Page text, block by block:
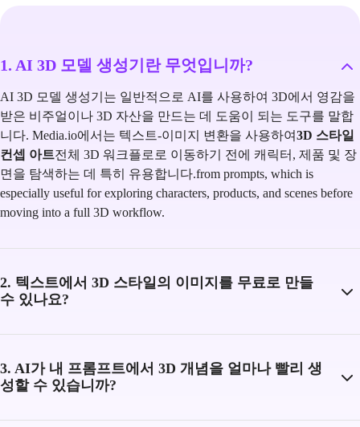
1. AI 3D 모델 생성기란 무엇입니까?
AI 3D 모델 생성기는 일반적으로 AI를 사용하여 3D에서 영감을
받은 비주얼이나 3D 자산을 만드는 데 도움이 되는 도구를 말합
니다. Media.io에서는 텍스트-이미지 변환을 사용하여3D 스타일
컨셉 아트전체 3D 워크플로로 이동하기 전에 캐릭터, 제품 및 장
면을 탐색하는 데 특히 유용합니다.from prompts, which is
especially useful for exploring characters, products, and scenes before
moving into a full 3D workflow.
2. 텍스트에서 3D 스타일의 이미지를 무료로 만들
수 있나요?
3. AI가 내 프롬프트에서 3D 개념을 얼마나 빨리 생
성할 수 있습니까?